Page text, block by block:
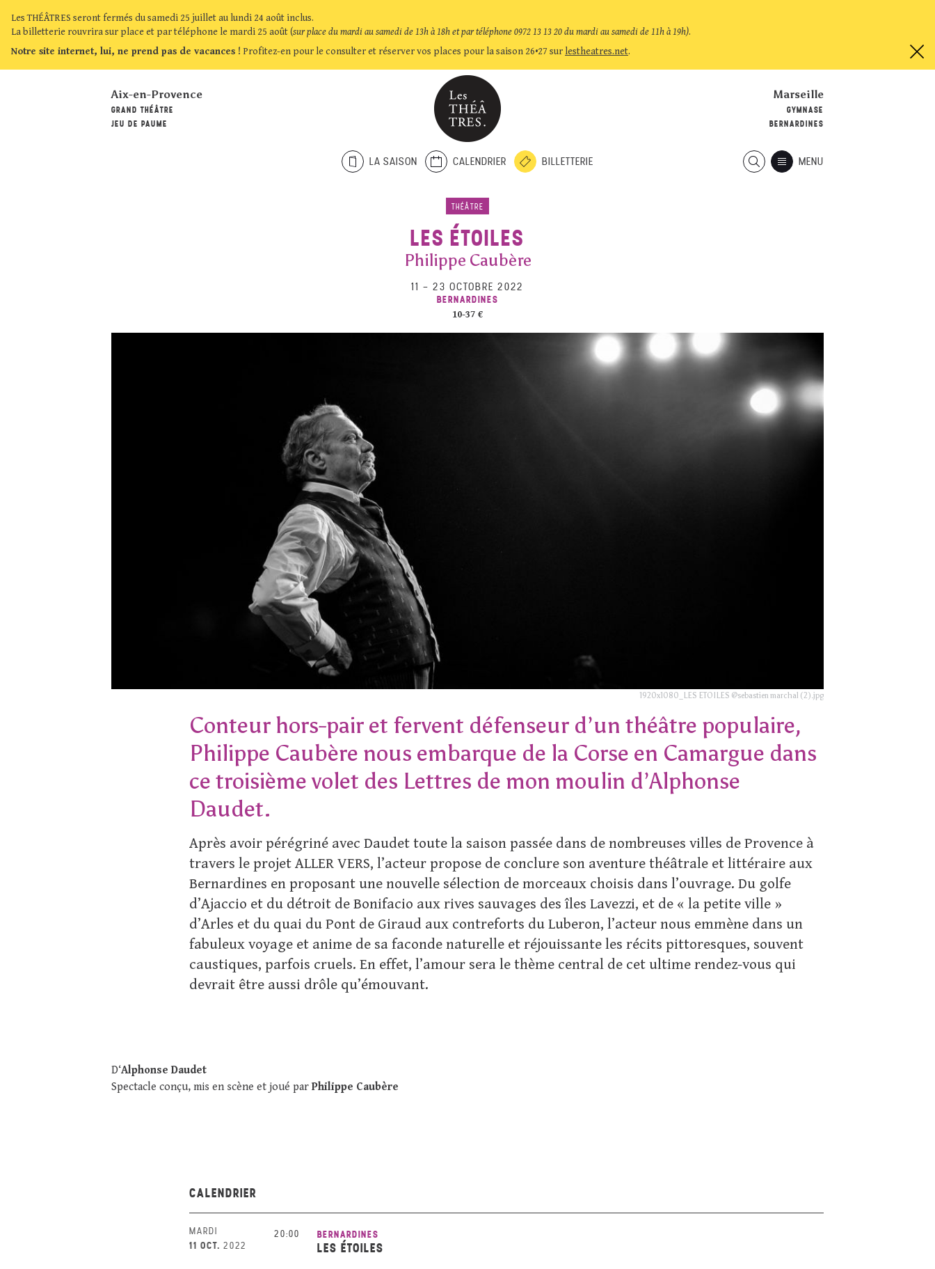
Les THÉÂTRES seront fermés du samedi 25 juillet au lundi 24 août inclus.
La billetterie rouvrira sur place et par téléphone le mardi 25 août (sur place du mardi au samedi de 13h à 18h et par téléphone 0972 13 13 20 du mardi au samedi de 11h à 19h).
Notre site internet, lui, ne prend pas de vacances ! Profitez-en pour le consulter et réserver vos places pour la saison 26•27 sur lestheatres.net.
Marseille
GYMNASE
BERNARDINES
Aix-en-Provence
GRAND THÉÂTRE
JEU DE PAUME
LA SAISON CALENDRIER BILLETTERIE MENU
THÉÂTRE
LES ÉTOILES
Philippe Caubère
11 – 23 OCTOBRE 2022
BERNARDINES
10-37 €
1920x1080_LES ETOILES @sebastien marchal (2).jpg
Conteur hors-pair et fervent défenseur d’un théâtre populaire,
Philippe Caubère nous embarque de la Corse en Camargue dans
ce troisième volet des Lettres de mon moulin d’Alphonse
Daudet.
Après avoir pérégriné avec Daudet toute la saison passée dans de nombreuses villes de Provence à
travers le projet ALLER VERS, l’acteur propose de conclure son aventure théâtrale et littéraire aux
Bernardines en proposant une nouvelle sélection de morceaux choisis dans l’ouvrage. Du golfe
d’Ajaccio et du détroit de Bonifacio aux rives sauvages des îles Lavezzi, et de « la petite ville »
d’Arles et du quai du Pont de Giraud aux contreforts du Luberon, l’acteur nous emmène dans un
fabuleux voyage et anime de sa faconde naturelle et réjouissante les récits pittoresques, souvent
caustiques, parfois cruels. En effet, l’amour sera le thème central de cet ultime rendez-vous qui
devrait être aussi drôle qu’émouvant.
D‘Alphonse Daudet
Spectacle conçu, mis en scène et joué par Philippe Caubère
CALENDRIER
MARDI
11 OCT. 2022
20:00 BERNARDINES
LES ÉTOILES